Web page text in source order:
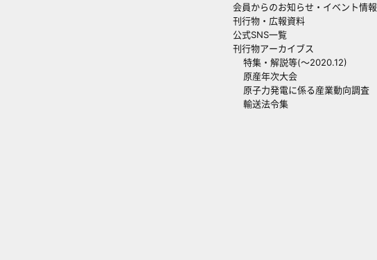
会員からのお知らせ・イベント情報
刊行物・広報資料
公式SNS一覧
刊行物アーカイブス
特集・解説等(～2020.12)
原産年次大会
原子力発電に係る産業動向調査
輸送法令集